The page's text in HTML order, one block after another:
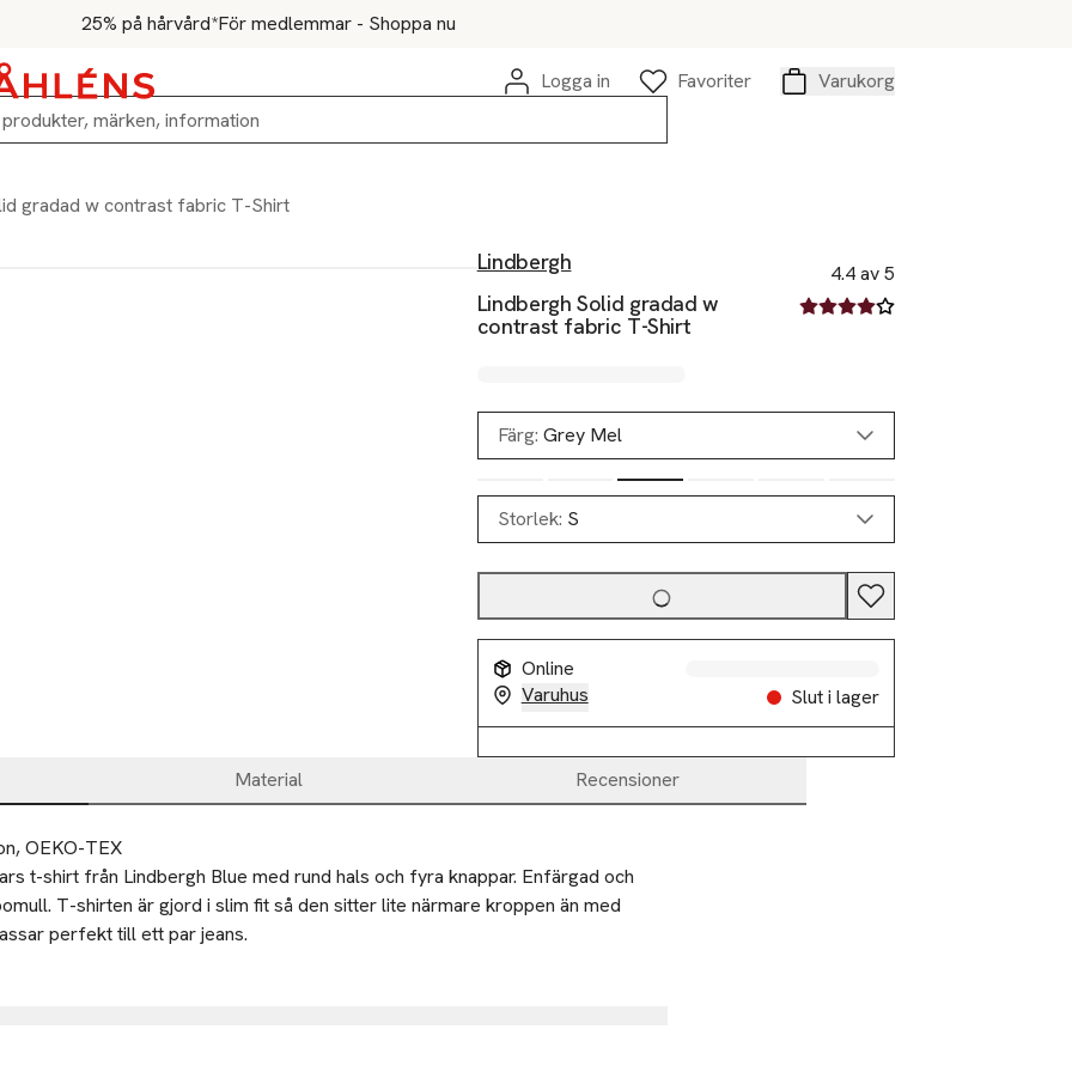
25% på hårvård*För medlemmar - Shoppa nu
Logga in
Favoriter
Varukorg
gradad w contrast fabric T-Shirt
Lindbergh
Lindbergh Solid gradad w
contrast fabric T-Shirt
4.4 av 5
4.4 av fem stjärnor
Färg: Grey Mel
Storlek: S
Online
Varuhus
Slut i lager
Material Recensioner
OEKO-TEX
t-shirt från Lindbergh Blue med rund hals och fyra knappar. Enfärgad och
T-shirten är gjord i slim fit så den sitter lite närmare kroppen än med